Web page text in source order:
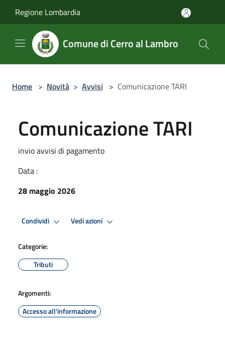
Regione Lombardia
Comune di Cerro al Lambro
Home > Novità > Avvisi > Comunicazione TARI
Comunicazione TARI
invio avvisi di pagamento
Data :
28 maggio 2026
Condividi Vedi azioni
Categorie:
Tributi
Argomenti:
Accesso all'informazione